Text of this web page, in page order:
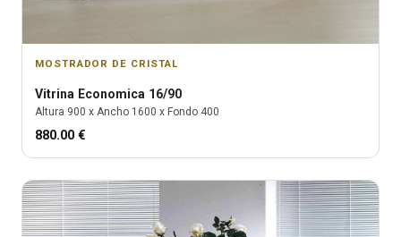
MOSTRADOR DE CRISTAL
Vitrina Economica 16/90
Altura 900 x Ancho 1600 x Fondo 400
880.00 €